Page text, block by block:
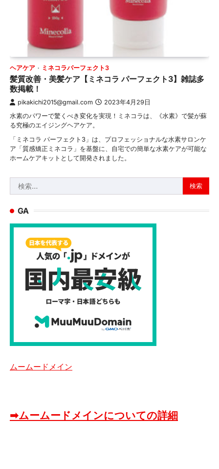
ヘアケア ミネコラパーフェクト3
髪質改善・美髪ケア【ミネコラ パーフェクト3】雑誌多
数掲載！
pikakichi2015@gmail.com 2023年4月29日
水素のパワーで驚くべき変化を実現！ミネコラは、《水素》で髪が蘇
る究極のエイジングヘアケア。
「ミネコラ パーフェクト3」は、プロフェッショナルな水素サロンケ
ア「質感矯正ミネコラ」を基盤に、自宅での簡単な水素ケアが可能な
ホームケアキットとして開発されました。
索:
GA
ムームードメイン
➡ムームードメインについての詳細